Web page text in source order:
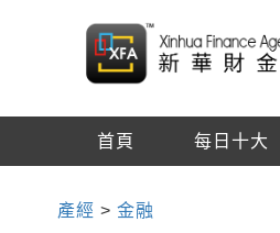
首頁 每日十大
產經 >金融